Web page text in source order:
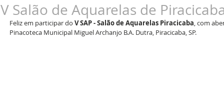
V Salão de Aquarelas de
Feliz em participar do V SAP - Salão de Aquarelas Piracicaba, com
Pinacoteca Municipal Miguel Archanjo B.A. Dutra, Piracicaba, SP.